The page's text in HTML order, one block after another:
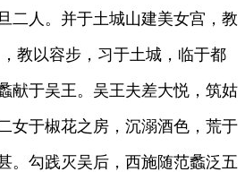
二人。并于土城山建美女宫，教
教以容步，习于土城，临于都
献于吴王。吴王夫差大悦，筑姑
女于椒花之房，沉溺酒色，荒于
。勾践灭吴后，西施随范蠡泛五